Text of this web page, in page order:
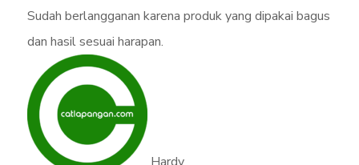
Sudah berlangganan karena produk yang dipakai bagus
dan hasil sesuai harapan.